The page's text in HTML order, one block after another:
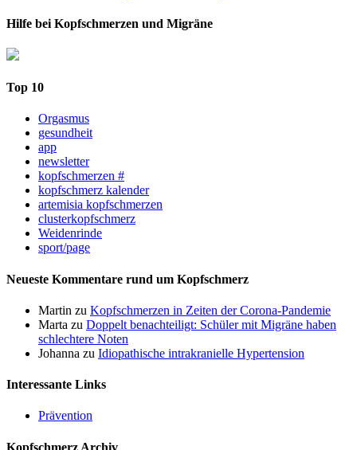
Hilfe bei Kopfschmerzen und Migräne
Top 10
Orgasmus
gesundheit
app
newsletter
kopfschmerzen #
kopfschmerz kalender
artemisia kopfschmerzen
clusterkopfschmerz
Weidenrinde
sport/page
Neueste Kommentare rund um Kopfschmerz
Martin zu Kopfschmerzen in Zeiten der Corona-Pandemie
Marta zu Doppelt benachteiligt: Schüler mit Migräne haben
schlechtere Noten
Johanna zu Idiopathische intrakranielle Hypertension
Interessante Links
Prävention
Kopfschmerz Archiv